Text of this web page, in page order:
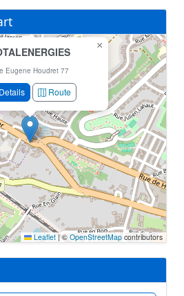
voor dit station.
in de database.
Eugene Houdret 77
Details Route
×
Leaflet |©OpenStreetMapcontributors